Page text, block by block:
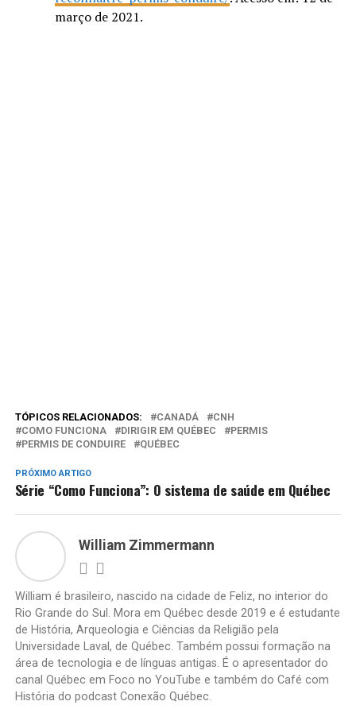
março de 2021.
TÓPICOS RELACIONADOS: CANADÁ
CNH
COMO FUNCIONA
DIRIGIR EM QUÉBEC
PERMIS
PERMIS DE CONDUIRE
QUÉBEC
PRÓXIMO ARTIGO
Série “Como Funciona”: O sistema de saúde em Québec
William Zimmermann
William é brasileiro, nascido na cidade de Feliz, no interior do
Rio Grande do Sul. Mora em Québec desde 2019 e é estudante
de História, Arqueologia e Ciências da Religião pela
Universidade Laval, de Québec. Também possui formação na
área de tecnologia e de línguas antigas. É o apresentador do
canal Québec em Foco no YouTube e também do Café com
História do podcast Conexão Québec.